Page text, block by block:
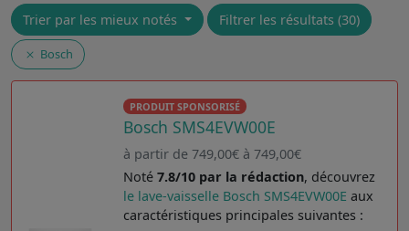
Trier par les mieux notés Filtrer les résultats (30)
Bosch
PRODUIT SPONSORISÉ
Bosch SMS4EVW00E
à partir de 749,00€ à 749,00€
Noté 7.8/10 par la rédaction, découvrez
le lave-vaisselle Bosch SMS4EVW00E aux
caractéristiques principales suivantes :